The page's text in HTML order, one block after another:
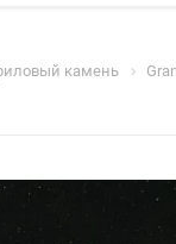
камень